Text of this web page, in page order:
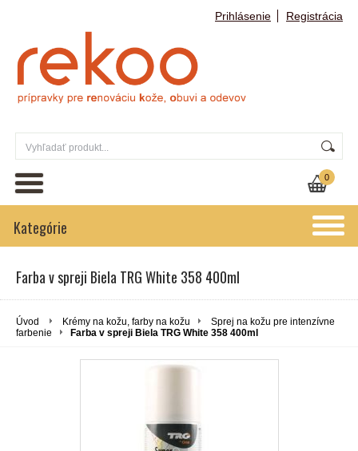
Prihlásenie Registrácia
0
Kategórie
Farba v spreji Biela TRG White 358 400ml
Úvod Krémy na kožu, farby na kožu
Sprej na kožu pre intenzívne
farbenie
Farba v spreji Biela TRG White 358 400ml